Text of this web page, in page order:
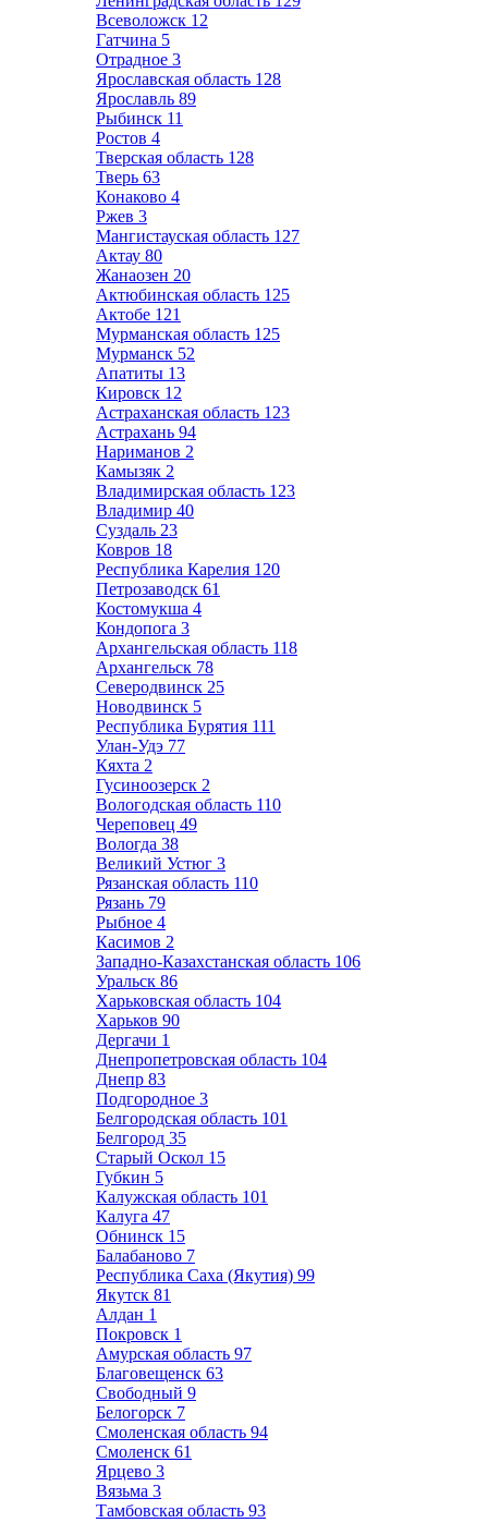
Всеволожск 12
Гатчина 5
Отрадное 3
Ярославская область 128
Ярославль 89
Рыбинск 11
Ростов 4
Тверская область 128
Тверь 63
Конаково 4
Ржев 3
Мангистауская область 127
Актау 80
Жанаозен 20
Актюбинская область 125
Актобе 121
Мурманская область 125
Мурманск 52
Апатиты 13
Кировск 12
Астраханская область 123
Астрахань 94
Нариманов 2
Камызяк 2
Владимирская область 123
Владимир 40
Суздаль 23
Ковров 18
Республика Карелия 120
Петрозаводск 61
Костомукша 4
Кондопога 3
Архангельская область 118
Архангельск 78
Северодвинск 25
Новодвинск 5
Республика Бурятия 111
Улан-Удэ 77
Кяхта 2
Гусиноозерск 2
Вологодская область 110
Череповец 49
Вологда 38
Великий Устюг 3
Рязанская область 110
Рязань 79
Рыбное 4
Касимов 2
Западно-Казахстанская область 106
Уральск 86
Харьковская область 104
Харьков 90
Дергачи 1
Днепропетровская область 104
Днепр 83
Подгородное 3
Белгородская область 101
Белгород 35
Старый Оскол 15
Губкин 5
Калужская область 101
Калуга 47
Обнинск 15
Балабаново 7
Республика Саха (Якутия) 99
Якутск 81
Алдан 1
Покровск 1
Амурская область 97
Благовещенск 63
Свободный 9
Белогорск 7
Смоленская область 94
Смоленск 61
Ярцево 3
Вязьма 3
Тамбовская область 93